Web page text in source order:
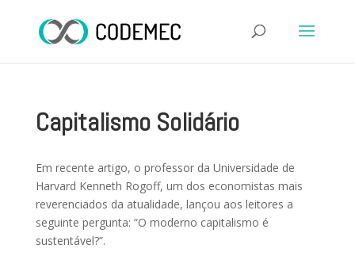
Capitalismo Solidário
Em recente artigo, o professor da Universidade de
Harvard Kenneth Rogoff, um dos economistas mais
reverenciados da atualidade, lançou aos leitores a
seguinte pergunta: “O moderno capitalismo é
sustentável?”.